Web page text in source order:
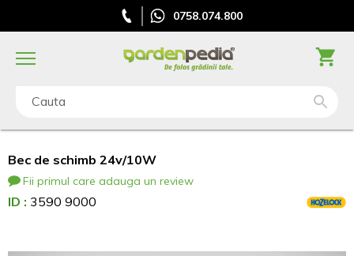
0758.074.800
Cauta
Bec de schimb 24v/10W
Fii primul care adauga un review
ID : 3590 9000